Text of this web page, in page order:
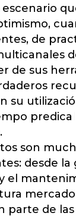
de
de sus
su
predica
son
desde la
el
parte de